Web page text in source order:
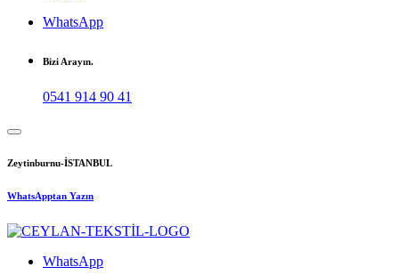
WhatsApp
Bizi Arayın.
0541 914 90 41
Zeytinburnu-İSTANBUL
WhatsApptan Yazın
WhatsApp